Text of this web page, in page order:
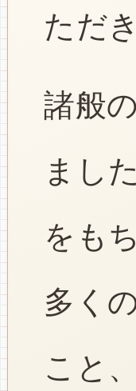
ただ
諸般
まし
をも
多く
こと